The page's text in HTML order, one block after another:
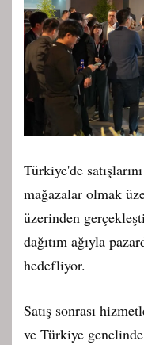
Türkiye'de
mağazalar olmak
üzerinden
dağıtım ağıyla
hedefliyor.
Satış sonrası
ve Türkiye